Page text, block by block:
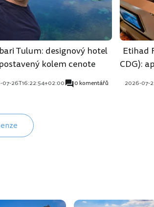
Tulum: designový hotel
postavený kolem cenote
07-26T16:22:54+02:00 0 komentářů
Etihad
CDG):
2026-07-